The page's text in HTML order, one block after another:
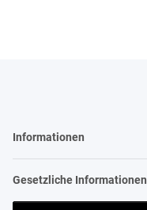
Informationen
Gesetzliche Informationen